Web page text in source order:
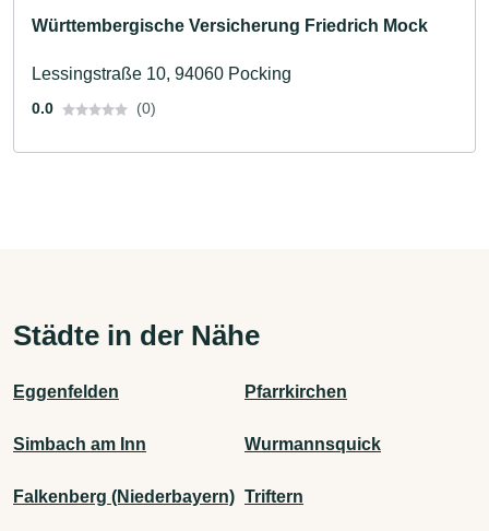
Württembergische Versicherung Friedrich Mock
Lessingstraße 10, 94060 Pocking
0.0 (0)
Städte in der Nähe
Eggenfelden Pfarrkirchen
Simbach am Inn Wurmannsquick
Falkenberg (Niederbayern) Triftern